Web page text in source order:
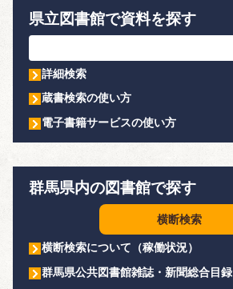
県立図書館で資料を探す
詳細検索
蔵書検索の使い方
電子書籍サービスの使い方
群馬県内の図書館で探す
横断検索
横断検索について（稼働状況）
群馬県公共図書館雑誌・新聞総合目録